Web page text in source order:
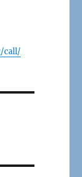
call/